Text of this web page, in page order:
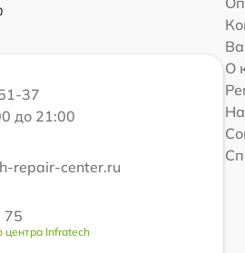
37
до 21:00
repair-center.ru
75
центра Infratech
О